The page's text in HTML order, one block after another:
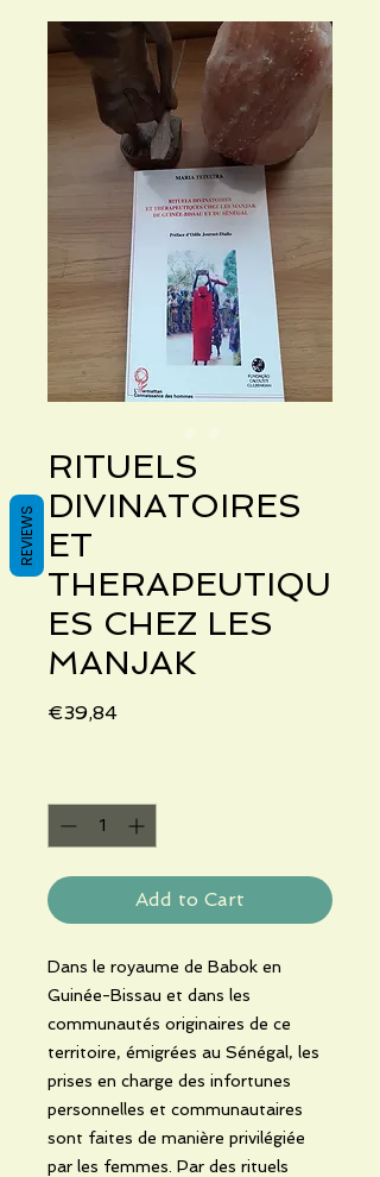
RITUELS
DIVINATOIRES
ET
THERAPEUTIQU
ES CHEZ LES
MANJAK
€39,84Price
Add to Cart
Dans le royaume de Babok en
Guinée-Bissau et dans les
communautés originaires de ce
territoire, émigrées au Sénégal, les
prises en charge des infortunes
personnelles et communautaires
sont faites de manière privilégiée
par les femmes. Par des rituels
REVIEWS